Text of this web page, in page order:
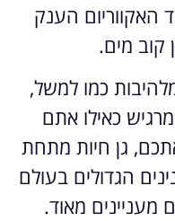
האקווריום הענק
קוב מים.
כמו למשל,
כאילו אתם
גן חיות מתחת
הגדולים בעולם
מעניינים מאוד.